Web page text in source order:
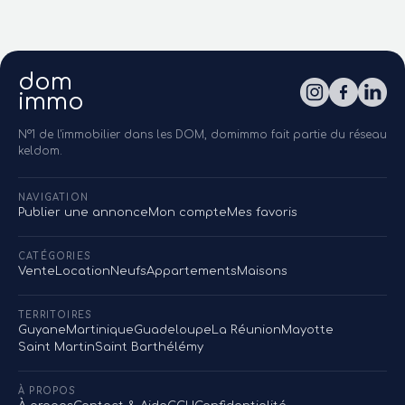
dom
immo
N°1 de l'immobilier dans les DOM, domimmo fait partie du réseau
keldom.
NAVIGATION
Publier une annonceMon compteMes favoris
CATÉGORIES
Vente LocationNeufsAppartementsMaisons
TERRITOIRES
GuyaneMartiniqueGuadeloupe La RéunionMayotte
Saint MartinSaint Barthélémy
À PROPOS